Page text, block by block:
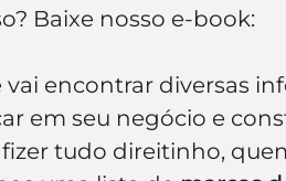
Baixe nosso e-book:
vai encontrar diversas
em seu negócio e
fizer tudo direitinho,